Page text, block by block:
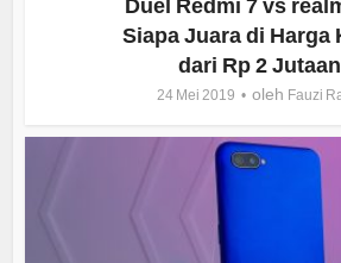
Duel Redmi 7 vs
Siapa Juara di Harga
dari Rp 2
24 Mei 2019 oleh Fauzi